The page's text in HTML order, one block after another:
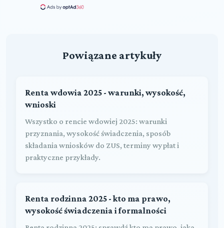
Powiązane artykuły
Renta wdowia 2025 - warunki, wysokość,
wnioski
Wszystko o rencie wdowiej 2025: warunki
przyznania, wysokość świadczenia, sposób
składania wniosków do ZUS, terminy wypłat i
praktyczne przykłady.
Renta rodzinna 2025 - kto ma prawo,
wysokość świadczenia i formalności